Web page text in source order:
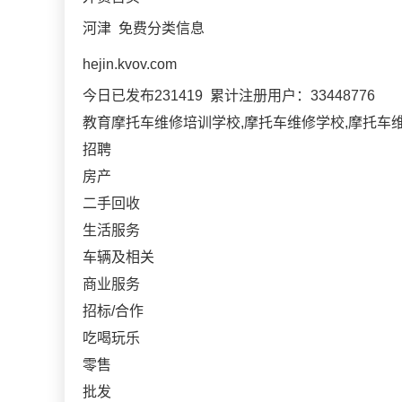
河津 免费分类信息
hejin.kvov.com
今日已发布231419 累计注册用户：33448776
教育摩托车维修培训学校,摩托车维修学校,摩托车
招聘
房产
二手回收
生活服务
车辆及相关
商业服务
招标/合作
吃喝玩乐
零售
批发